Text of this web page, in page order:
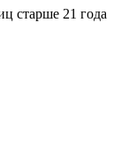
старше 21 года